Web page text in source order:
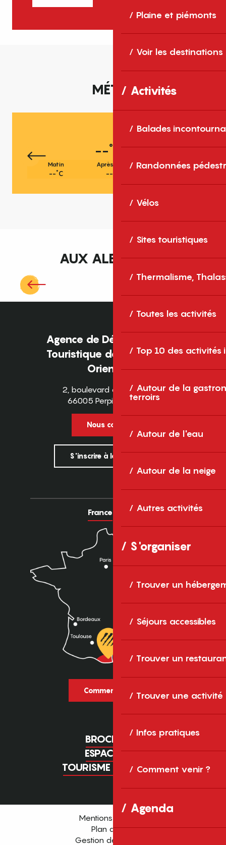
Plaine et piémonts
Voir les destinations
Activités
Balades
Randonnées
Vélos
Sites touristiques
Thermalisme,
Toutes les activités
Top 10 des activités
Autour de la
terroirs
Autour de l'eau
Autour de la neige
Autres activités
S'organiser
Trouver un
Séjours accessibles
Trouver un
Trouver une activité
Infos pratiques
Comment venir ?
Agenda
MÉTÉO
--° C
Matin
--°C
Après-midi
--
Soirée
AUX ALENTOURS
Autour d’Amélie-les-Bains
Villages de caractère, patrimoine, nature
et bien-être en Haut-Vallespir
Agence de Développement
Touristique des Pyrénées-
Orientales
2, boulevard des Pyrénées
66005 Perpignan Cedex
Nous contacter
S'inscrire à la newsletter
France Europe
Comment venir ?
BROCHURES
ESPACE PRO
TOURISME D'AFFAIRES
Mentions légales
Plan du site
Gestion des cookies